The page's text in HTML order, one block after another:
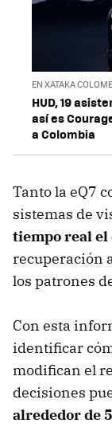
EN XATAKA
HUD, 19
así es
a Colombia
Tanto la eQ7
sistemas de
tiempo real
recuperación
los patrones
Con esta
identificar
modifican el
decisiones
alrededor de